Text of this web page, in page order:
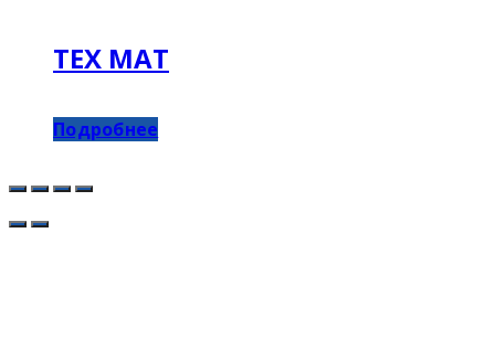
ТЕХ МАТ
Подробнее